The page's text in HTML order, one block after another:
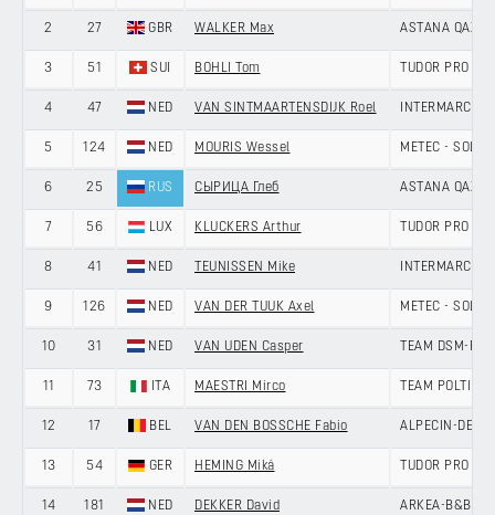
2 27 GBR WALKER Max ASTANA
3 51 SUI BOHLI Tom TUDOR PRO
4 47 NED VAN SINTMAARTENSDIJK Roel INTERMARCHÉ
5 124 NED MOURIS Wessel METEC -
6 25 RUS СЫРИЦА Глеб ASTANA
7 56 LUX KLUCKERS Arthur TUDOR PRO
8 41 NED TEUNISSEN Mike INTERMARCHÉ
9 126 NED VAN DER TUUK Axel METEC -
10 31 NED VAN UDEN Casper TEAM DSM-
11 73 ITA MAESTRI Mirco TEAM POLTI
12 17 BEL VAN DEN BOSSCHE Fabio ALPECIN-
13 54 GER HEMING Miká TUDOR PRO
14 181 NED DEKKER David ARKEA-B&B